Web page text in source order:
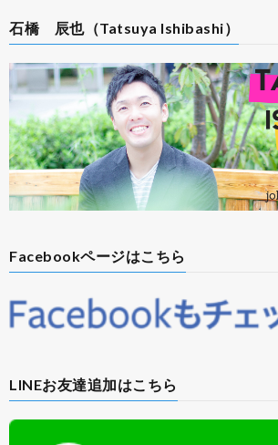
石橋 辰也（Tatsuya Ishibashi）
Facebookページはこちら
LINEお友達追加はこちら